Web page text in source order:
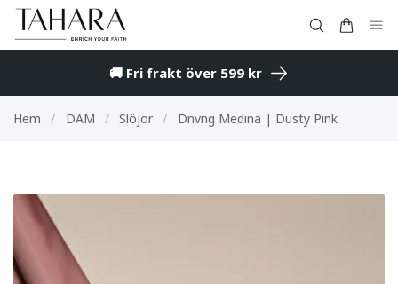
🚚 Fri frakt över 599 kr
Hem / DAM / Slöjor / Dnvng Medina | Dusty Pink